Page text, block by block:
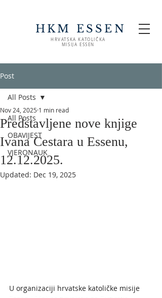
HKM ESSEN
HRVATSKA KATOLIČKA
MISIJA ESSEN
Post
All Posts
OBAVIJEST
VJERONAUK
All Posts
Predstavljene nove knjige
Ivana Cestara u Essenu,
12.12.2025.
Nov 24, 2025 1 min read
Updated: Dec 19, 2025
U organizaciji hrvatske katoličke misije